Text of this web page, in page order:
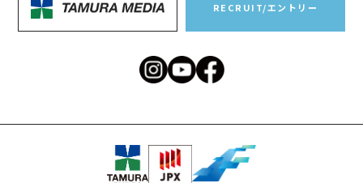
RECRUIT/エントリー